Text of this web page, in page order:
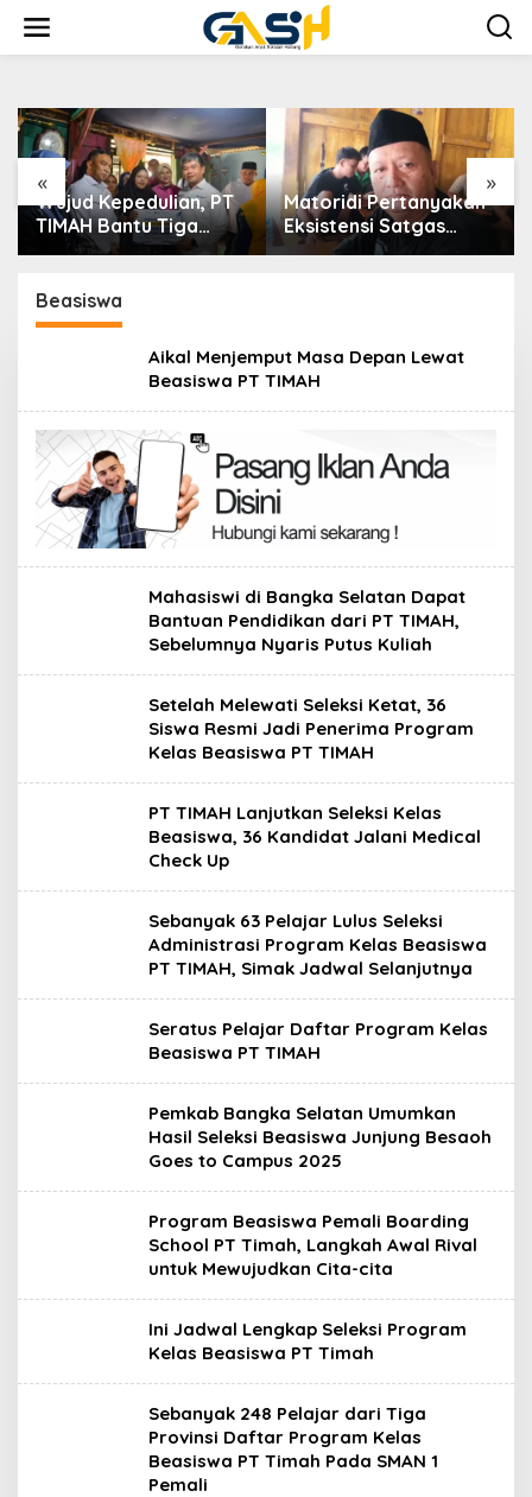
konten
« »
Matoridi Pertanyakan
Eksistensi Satgas
Timah Di Bangka
Indikasi Transaksi
Timah Tembelok-
keranggan Menguat di
Beasiswa
Aikal Menjemput Masa Depan Lewat
Beasiswa PT TIMAH
Mahasiswi di Bangka Selatan Dapat
Bantuan Pendidikan dari PT TIMAH,
Sebelumnya Nyaris Putus Kuliah
Setelah Melewati Seleksi Ketat, 36
Siswa Resmi Jadi Penerima Program
Kelas Beasiswa PT TIMAH
PT TIMAH Lanjutkan Seleksi Kelas
Beasiswa, 36 Kandidat Jalani Medical
Check Up
Sebanyak 63 Pelajar Lulus Seleksi
Administrasi Program Kelas Beasiswa
PT TIMAH, Simak Jadwal Selanjutnya
Seratus Pelajar Daftar Program Kelas
Beasiswa PT TIMAH
Pemkab Bangka Selatan Umumkan
Hasil Seleksi Beasiswa Junjung Besaoh
Goes to Campus 2025
Program Beasiswa Pemali Boarding
School PT Timah, Langkah Awal Rival
untuk Mewujudkan Cita-cita
Ini Jadwal Lengkap Seleksi Program
Kelas Beasiswa PT Timah
Sebanyak 248 Pelajar dari Tiga
Provinsi Daftar Program Kelas
Beasiswa PT Timah Pada SMAN 1
Pemali